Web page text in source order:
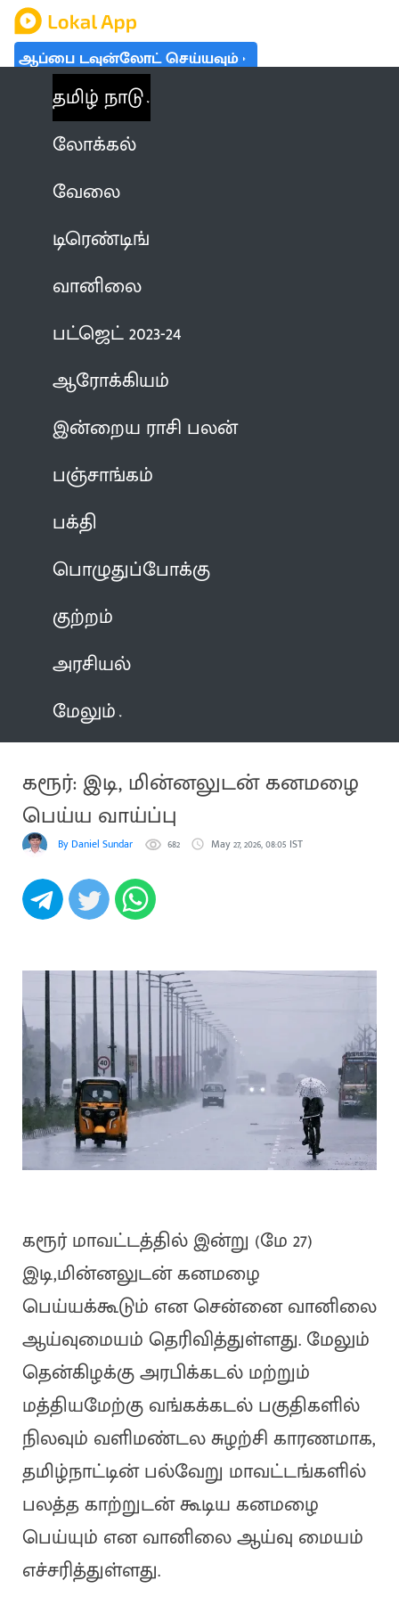
ஆப்பை டவுன்லோட் செய்யவும்
தமிழ் நாடு
லோக்கல்
வேலை
டிரெண்டிங்
வானிலை
பட்ஜெட் 2023-24
ஆரோக்கியம்
இன்றைய ராசி பலன்
பஞ்சாங்கம்
பக்தி
பொழுதுப்போக்கு
குற்றம்
அரசியல்
மேலும்
கரூர்: இடி, மின்னலுடன் கனமழை
பெய்ய வாய்ப்பு
By Daniel Sundar 682 May 27, 2026, 08:05 IST
கரூர் மாவட்டத்தில் இன்று (மே 27)
இடி,மின்னலுடன் கனமழை
பெய்யக்கூடும் என சென்னை வானிலை
ஆய்வுமையம் தெரிவித்துள்ளது. மேலும்
தென்கிழக்கு அரபிக்கடல் மற்றும்
மத்தியமேற்கு வங்கக்கடல் பகுதிகளில்
நிலவும் வளிமண்டல சுழற்சி காரணமாக,
தமிழ்நாட்டின் பல்வேறு மாவட்டங்களில்
பலத்த காற்றுடன் கூடிய கனமழை
பெய்யும் என வானிலை ஆய்வு மையம்
எச்சரித்துள்ளது.